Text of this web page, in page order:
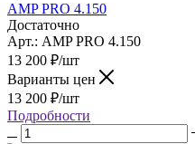
AMP PRO 4.150
Достаточно
Арт.: AMP PRO 4.150
13 200 ₽/шт
Варианты цен
13 200 ₽/шт
Подробности